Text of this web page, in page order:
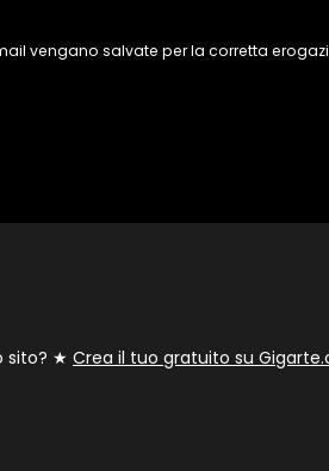
vengano salvate per la corretta
sito? ★ Crea il tuo gratuito su